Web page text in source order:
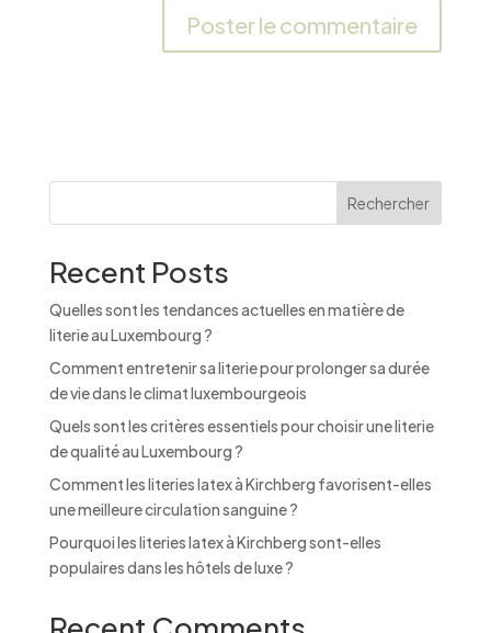
i
e
:
Rechercher
Recent Posts
Quelles sont les tendances actuelles en matière de
literie au Luxembourg ?
Comment entretenir sa literie pour prolonger sa durée
de vie dans le climat luxembourgeois
Quels sont les critères essentiels pour choisir une literie
de qualité au Luxembourg ?
Comment les literies latex à Kirchberg favorisent-elles
une meilleure circulation sanguine ?
Pourquoi les literies latex à Kirchberg sont-elles
populaires dans les hôtels de luxe ?